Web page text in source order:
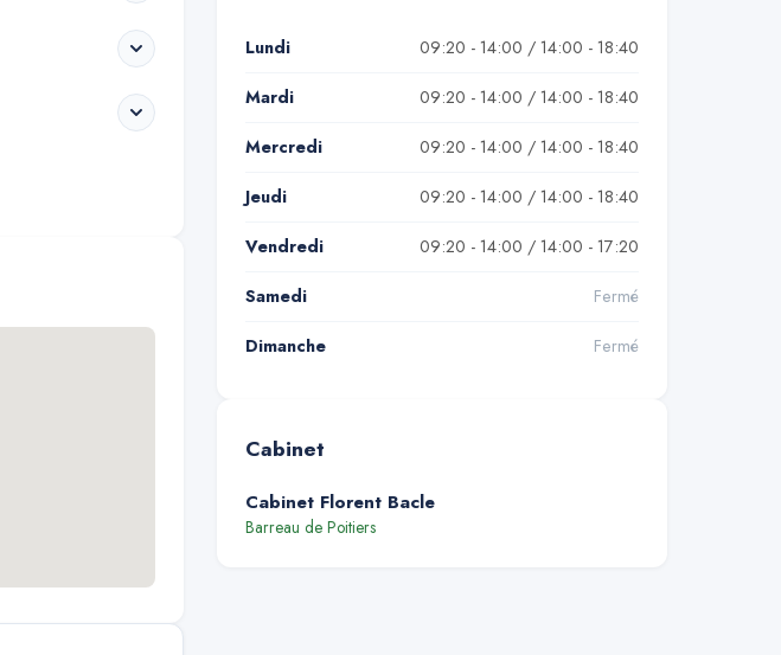
Lundi 09:20 - 14:00 / 14:00 - 18:40
Mardi 09:20 - 14:00 / 14:00 - 18:40
Mercredi 09:20 - 14:00 / 14:00 - 18:40
Jeudi 09:20 - 14:00 / 14:00 - 18:40
Vendredi 09:20 - 14:00 / 14:00 - 17:20
Samedi Fermé
Dimanche Fermé
Cabinet
Cabinet Florent Bacle
Barreau de Poitiers